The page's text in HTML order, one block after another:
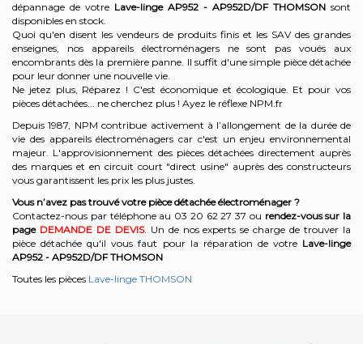
dépannage de votre Lave-linge AP952 - AP952D/DF THOMSON sont
disponibles en stock.
Quoi qu'en disent les vendeurs de produits finis et les SAV des grandes
enseignes, nos appareils électroménagers ne sont pas voués aux
encombrants dès la première panne. Il suffit d'une simple pièce détachée
pour leur donner une nouvelle vie.
Ne jetez plus, Réparez ! C'est économique et écologique. Et pour vos
pièces détachées... ne cherchez plus ! Ayez le réflexe NPM.fr
Depuis 1987, NPM contribue activement à l’allongement de la durée de
vie des appareils électroménagers car c'est un enjeu environnemental
majeur. L'approvisionnement des pièces détachées directement auprès
des marques et en circuit court "direct usine" auprès des constructeurs
vous garantissent les prix les plus justes.
Vous n’avez pas trouvé votre pièce détachée électroménager ?
Contactez-nous par téléphone au 03 20 62 27 37 ou rendez-vous sur la
page DEMANDE DE DEVIS. Un de nos experts se charge de trouver la
pièce détachée qu'il vous faut pour la réparation de votre Lave-linge
AP952 - AP952D/DF THOMSON
Toutes les pièces Lave-linge THOMSON